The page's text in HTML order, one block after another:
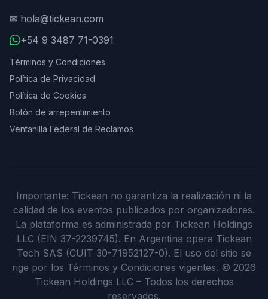
✉ hola@tickean.com
+54 9 3487 71-0391
Términos y Condiciones
Política de Privacidad
Política de Cookies
Botón de arrepentimiento
Ventanilla Federal de Reclamos
Importante: Tickean no garantiza la realización ni la
calidad de los eventos publicados por organizadores.
La plataforma es administrada por Tickean Holdings
LLC (EIN 37-2239745). En Argentina opera Tickean
Tech SAS (CUIT 30-71952127-0). El uso del sitio se
rige por los Términos y Condiciones vigentes. © 2026
Tickean Holdings LLC – Todos los derechos
reservados.